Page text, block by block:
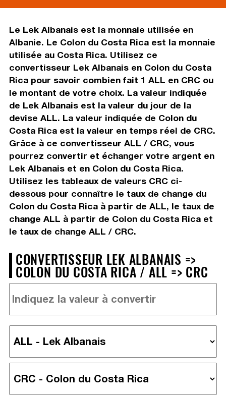
Le Lek Albanais est la monnaie utilisée en
Albanie. Le Colon du Costa Rica est la monnaie
utilisée au Costa Rica. Utilisez ce
convertisseur Lek Albanais en Colon du Costa
Rica pour savoir combien fait 1 ALL en CRC ou
le montant de votre choix. La valeur indiquée
de Lek Albanais est la valeur du jour de la
devise ALL. La valeur indiquée de Colon du
Costa Rica est la valeur en temps réel de CRC.
Grâce à ce convertisseur ALL / CRC, vous
pourrez convertir et échanger votre argent en
Lek Albanais et en Colon du Costa Rica.
Utilisez les tableaux de valeurs CRC ci-
dessous pour connaître le taux de change du
Colon du Costa Rica à partir de ALL, le taux de
change ALL à partir de Colon du Costa Rica et
le taux de change ALL / CRC.
CONVERTISSEUR LEK ALBANAIS =>
COLON DU COSTA RICA / ALL => CRC